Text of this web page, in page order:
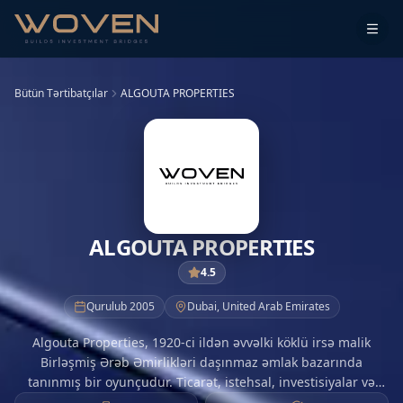
Bütün Tərtibatçılar ALGOUTA PROPERTIES
ALGOUTA PROPERTIES
4.5
Qurulub 2005 Dubai, United Arab Emirates
Algouta Properties, 1920-ci ildən əvvəlki köklü irsə malik
Birləşmiş Ərəb Əmirlikləri daşınmaz əmlak bazarında
tanınmış bir oyunçudur. Ticarət, istehsal, investisiyalar və